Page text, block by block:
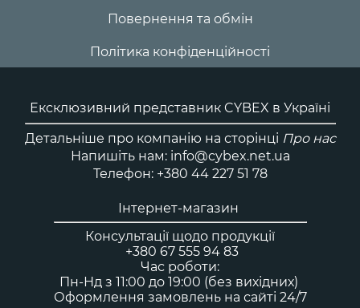
Повернення та обмін
Політика конфіденційності
Ексклюзивний представник CYBEX в Україні
Детальніше про компанію на сторінці Про нас
Напишіть нам: info@cybex.net.ua
Телефон: +380 44 227 51 78
Інтернет-магазин
Консультації щодо продукції
+380 67 555 94 83
Час роботи:
Пн-Нд з 11:00 до 19:00 (без вихідних)
Оформлення замовлень на сайті 24/7